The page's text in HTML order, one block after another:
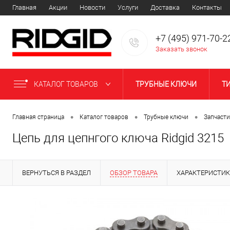
Главная Акции Новости Услуги Доставка Контакты
+7 (495) 971-70-
Заказать звонок
КАТАЛОГ ТОВАРОВ ТРУБНЫЕ КЛЮЧИ
НАКАТКА ЖЕЛОБКОВ НА
ОБСЛУЖИВАНИЕ СИСТЕМ
ПОИСК КОММУНИКАЦИЙ
Главная страница • Каталог товаров • Трубные ключи • Запчасти
Цепь для цепнгого ключа Ridgid 3215
ВЕРНУТЬСЯ В РАЗДЕЛ ОБЗОР ТОВАРА